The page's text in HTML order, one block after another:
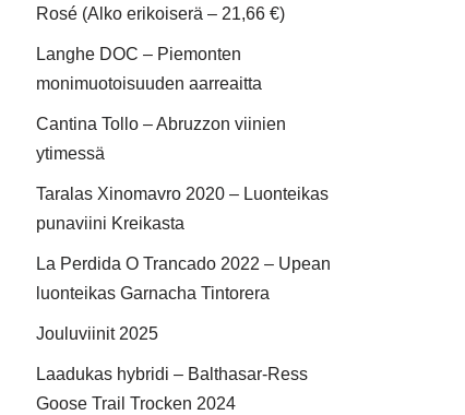
Rosé (Alko erikoiserä – 21,66 €)
Langhe DOC – Piemonten
monimuotoisuuden aarreaitta
Cantina Tollo – Abruzzon viinien
ytimessä
Taralas Xinomavro 2020 – Luonteikas
punaviini Kreikasta
La Perdida O Trancado 2022 – Upean
luonteikas Garnacha Tintorera
Jouluviinit 2025
Laadukas hybridi – Balthasar-Ress
Goose Trail Trocken 2024